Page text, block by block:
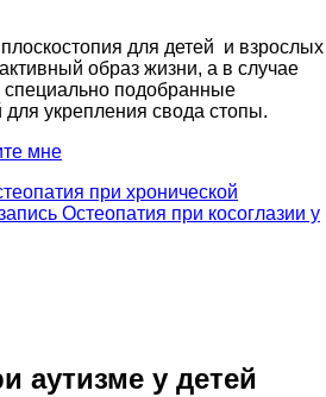
для детей и взрослых
образ жизни, а в случае
подобранные
укрепления свода стопы.
мне
при хронической
Остеопатия при косоглазии у
аутизме у детей